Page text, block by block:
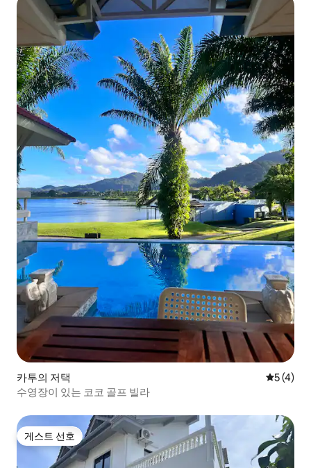
카투의 저택 평점 5점
5 (4)
수영장이 있는 코코 골프 빌라
게스트 선호
게스트 선호